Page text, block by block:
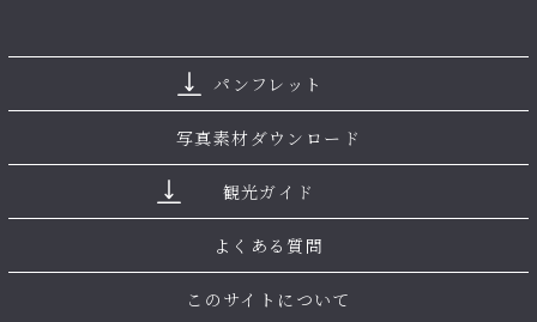
パンフレット
写真素材ダウンロード
観光ガイド
よくある質問
このサイトについて